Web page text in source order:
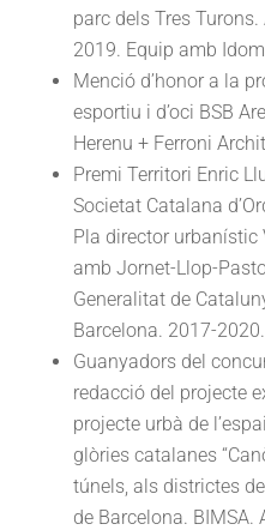
parc dels Tres
2019. Equip amb Idom
Menció d’honor a la
esportiu i d’oci BSB
Herenu + Ferroni
Premi Territori Enric
Societat Catalana
Pla director urbanístic
amb Jornet-Llop-
Generalitat de
Barcelona. 2017-2020.
Guanyadors del
redacció del projecte
projecte urbà de
glòries catalanes
túnels, als districtes
de Barcelona.